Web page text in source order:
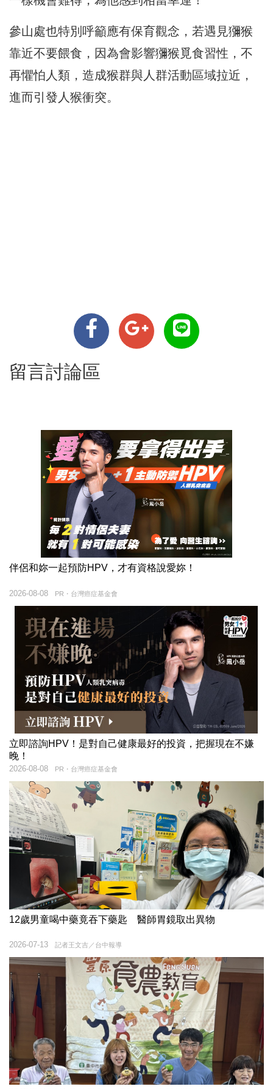
參山處也特別呼籲應有保育觀念，若遇見獼猴
靠近不要餵食，因為會影響獼猴覓食習性，不
再懼怕人類，造成猴群與人群活動區域拉近，
進而引發人猴衝突。
留言討論區
伴侶和妳一起預防HPV，才有資格說愛妳！
PR・台灣癌症基金會
2026-08-08
立即諮詢HPV！是對自己健康最好的投資，把握現在不嫌
晚！
PR・台灣癌症基金會
2026-08-08
12歲男童喝中藥竟吞下藥匙 醫師胃鏡取出異物
記者王文吉／台中報導
2026-07-13